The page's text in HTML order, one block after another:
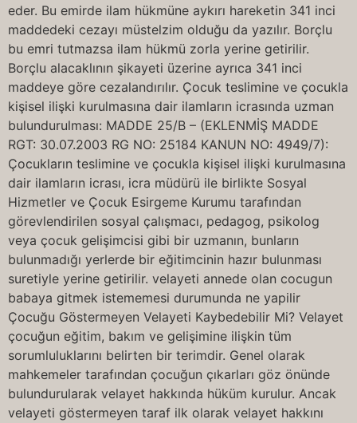
eder. Bu emirde ilam hükmüne aykırı hareketin 341 inci
maddedeki cezayı müstelzim olduğu da yazılır. Borçlu
bu emri tutmazsa ilam hükmü zorla yerine getirilir.
Borçlu alacaklının şikayeti üzerine ayrıca 341 inci
maddeye göre cezalandırılır. Çocuk teslimine ve çocukla
kişisel ilişki kurulmasına dair ilamların icrasında uzman
bulundurulması: MADDE 25/B – (EKLENMİŞ MADDE
RGT: 30.07.2003 RG NO: 25184 KANUN NO: 4949/7):
Çocukların teslimine ve çocukla kişisel ilişki kurulmasına
dair ilamların icrası, icra müdürü ile birlikte Sosyal
Hizmetler ve Çocuk Esirgeme Kurumu tarafından
görevlendirilen sosyal çalışmacı, pedagog, psikolog
veya çocuk gelişimcisi gibi bir uzmanın, bunların
bulunmadığı yerlerde bir eğitimcinin hazır bulunması
suretiyle yerine getirilir. velayeti annede olan cocugun
babaya gitmek istememesi durumunda ne yapilir
Çocuğu Göstermeyen Velayeti Kaybedebilir Mi? Velayet
çocuğun eğitim, bakım ve gelişimine ilişkin tüm
sorumluluklarını belirten bir terimdir. Genel olarak
mahkemeler tarafından çocuğun çıkarları göz önünde
bulundurularak velayet hakkında hüküm kurulur. Ancak
velayeti göstermeyen taraf ilk olarak velayet hakkını